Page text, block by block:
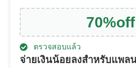
70%off
ตรวจสอบแล้ว
จ่ายเงินน้อยลงสำหรับแพล